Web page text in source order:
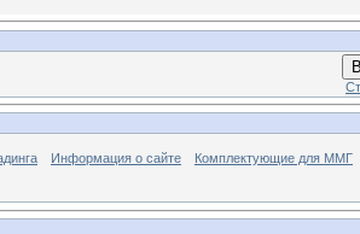
Информация о сайте Комплектующие для ММГ